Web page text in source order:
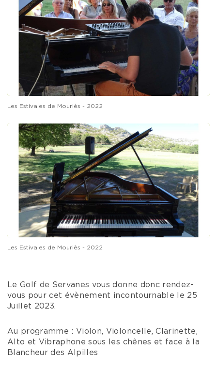
Les Estivales de Mouriès - 2022
Les Estivales de Mouriès - 2022
Le Golf de Servanes vous donne donc rendez-
vous pour cet évènement incontournable le 25
Juillet 2023.
Au programme : Violon, Violoncelle, Clarinette,
Alto et Vibraphone sous les chênes et face à la
Blancheur des Alpilles